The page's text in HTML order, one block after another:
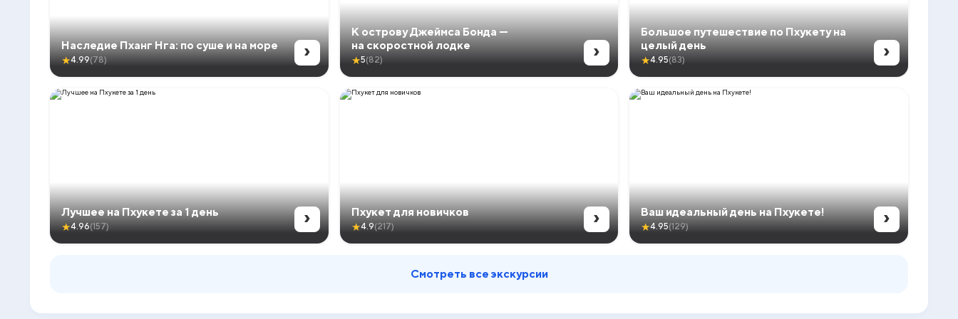
Наследие Пханг Нга: по суше и на море
★4.99(78) ›
К острову Джеймса Бонда —
на скоростной лодке
★5(82) ›
Большое путешествие по Пхукету на
целый день
★4.95(83) ›
Лучшее на Пхукете за 1 день
★4.96(157) › Пхукет для новичков
★4.9(217) › Ваш идеальный день на Пхукете!
★4.95(129) ›
Смотреть все экскурсии